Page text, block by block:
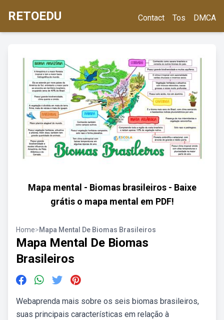
RETOEDU Contact Tos DMCA
Mapa mental - Biomas brasileiros - Baixe
grátis o mapa mental em PDF!
Home>Mapa Mental De Biomas Brasileiros
Mapa Mental De Biomas
Brasileiros
Webaprenda mais sobre os seis biomas brasileiros,
suas principais características em relação à